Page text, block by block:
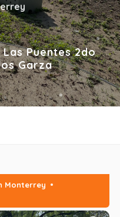
Puentes 2do
Garza
Monterrey